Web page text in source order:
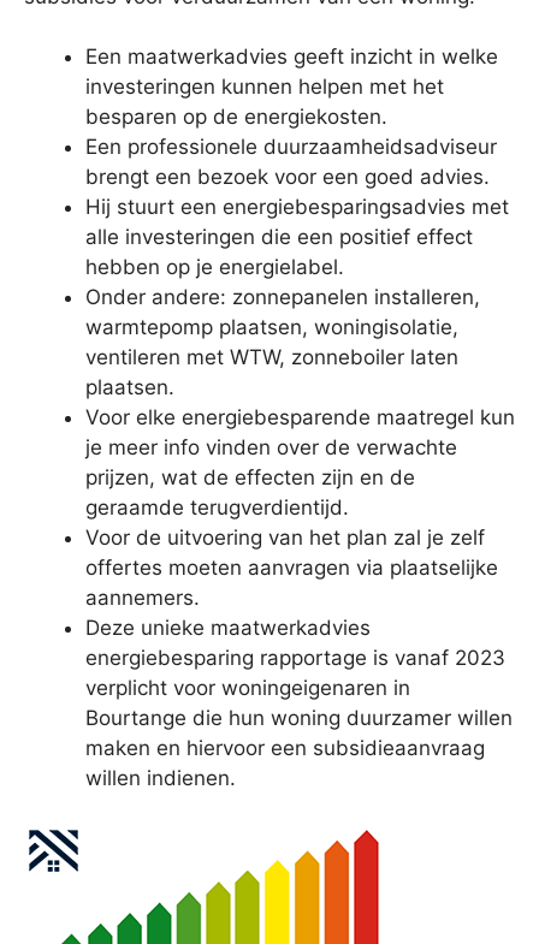
Een maatwerkadvies geeft inzicht in welke
investeringen kunnen helpen met het
besparen op de energiekosten.
Een professionele duurzaamheidsadviseur
brengt een bezoek voor een goed advies.
Hij stuurt een energiebesparingsadvies met
alle investeringen die een positief effect
hebben op je energielabel.
Onder andere: zonnepanelen installeren,
warmtepomp plaatsen, woningisolatie,
ventileren met WTW, zonneboiler laten
plaatsen.
Voor elke energiebesparende maatregel kun
je meer info vinden over de verwachte
prijzen, wat de effecten zijn en de
geraamde terugverdientijd.
Voor de uitvoering van het plan zal je zelf
offertes moeten aanvragen via plaatselijke
aannemers.
Deze unieke maatwerkadvies
energiebesparing rapportage is vanaf 2023
verplicht voor woningeigenaren in
Bourtange die hun woning duurzamer willen
maken en hiervoor een subsidieaanvraag
willen indienen.